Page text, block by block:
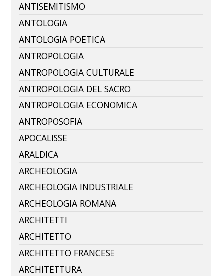
ANTISEMITISMO
ANTOLOGIA
ANTOLOGIA POETICA
ANTROPOLOGIA
ANTROPOLOGIA CULTURALE
ANTROPOLOGIA DEL SACRO
ANTROPOLOGIA ECONOMICA
ANTROPOSOFIA
APOCALISSE
ARALDICA
ARCHEOLOGIA
ARCHEOLOGIA INDUSTRIALE
ARCHEOLOGIA ROMANA
ARCHITETTI
ARCHITETTO
ARCHITETTO FRANCESE
ARCHITETTURA